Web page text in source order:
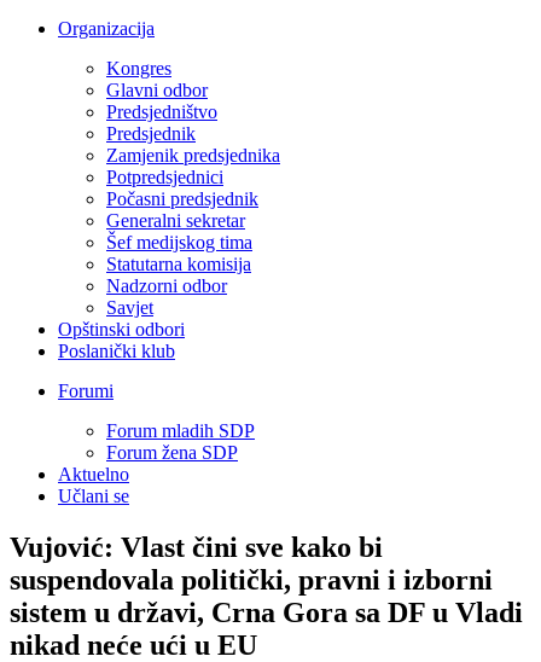
Organizacija
Kongres
Glavni odbor
Predsjedništvo
Predsjednik
Zamjenik predsjednika
Potpredsjednici
Počasni predsjednik
Generalni sekretar
Šef medijskog tima
Statutarna komisija
Nadzorni odbor
Savjet
Opštinski odbori
Poslanički klub
Forumi
Forum mladih SDP
Forum žena SDP
Aktuelno
Učlani se
Vujović: Vlast čini sve kako bi
suspendovala politički, pravni i izborni
sistem u državi, Crna Gora sa DF u Vladi
nikad neće ući u EU